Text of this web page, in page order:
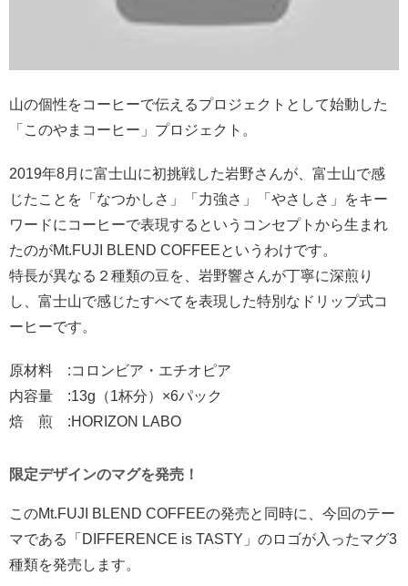
山の個性をコーヒーで伝えるプロジェクトとして始動した
「このやまコーヒー」プロジェクト。
2019年8月に富士山に初挑戦した岩野さんが、富士山で感
じたことを「なつかしさ」「力強さ」「やさしさ」をキー
ワードにコーヒーで表現するというコンセプトから生まれ
たのがMt.FUJI BLEND COFFEEというわけです。
特長が異なる２種類の豆を、岩野響さんが丁寧に深煎り
し、富士山で感じたすべてを表現した特別なドリップ式コ
ーヒーです。
原材料 :コロンビア・エチオピア
内容量 :13g（1杯分）×6パック
焙 煎 :HORIZON LABO
限定デザインのマグを発売！
このMt.FUJI BLEND COFFEEの発売と同時に、今回のテー
マである「DIFFERENCE is TASTY」のロゴが入ったマグ3
種類を発売します。